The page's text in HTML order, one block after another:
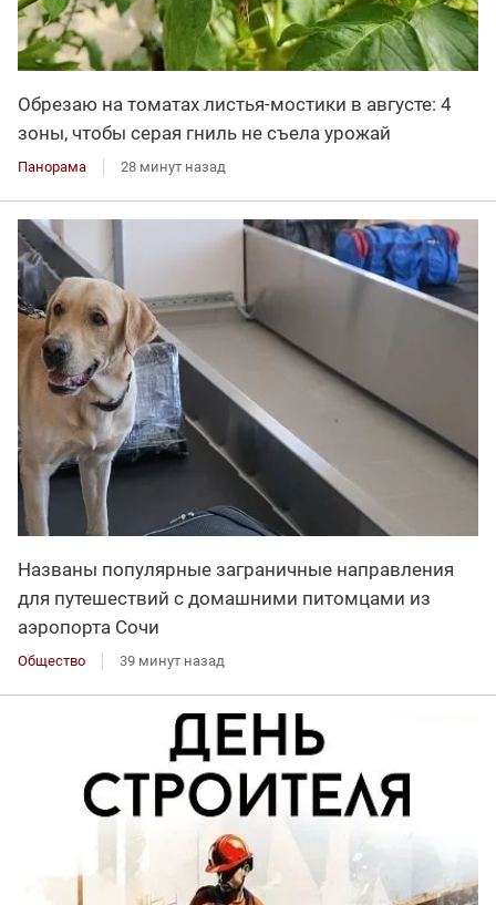
Обрезаю на томатах листья-мостики в августе: 4
зоны, чтобы серая гниль не съела урожай
Панорама 28 минут назад
Названы популярные заграничные направления
для путешествий с домашними питомцами из
аэропорта Сочи
Общество 39 минут назад